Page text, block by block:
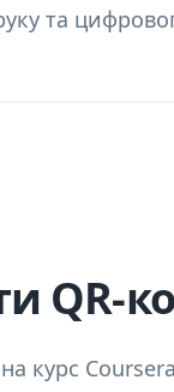
та
QR-
курс Coursera